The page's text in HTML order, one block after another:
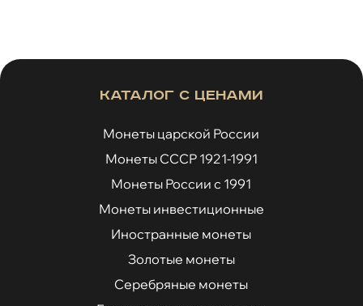
Каталог с ценами
Монеты царской России
Монеты СССР 1921-1991
Монеты России с 1991
Монеты инвестиционные
Иностранные монеты
Золотые монеты
Серебряные монеты